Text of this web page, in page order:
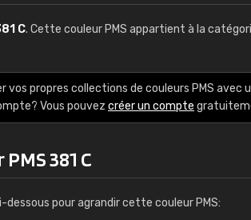
C. Cette couleur PMS appartient à la
vos propres collections de couleurs PMS avec
Vous pouvez créer un compte
381 C
pour agrandir cette couleur PMS: